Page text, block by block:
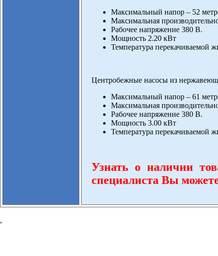
Максимальный напор – 52
Максимальная
Рабочее напряжение 380 В.
Мощность 2.20 кВт
Температура перекачиваемой
Центробежные насосы из
Максимальный напор – 61
Максимальная
Рабочее напряжение 380 В.
Мощность 3.00 кВт
Температура перекачиваемой
Узнать о наличии
специалиста Вы
,